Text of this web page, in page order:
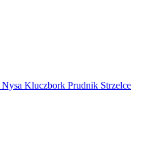
Nysa Kluczbork Prudnik Strzelce